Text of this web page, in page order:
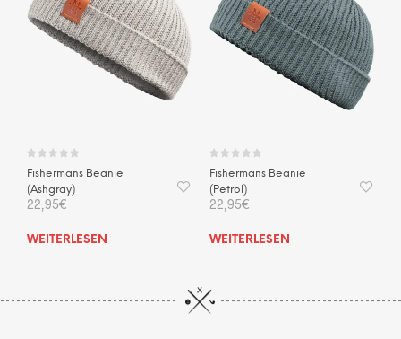
Fishermans Beanie
(Ashgray)
22,95€
WEITERLESEN
Fishermans Beanie
(Petrol)
22,95€
WEITERLESEN